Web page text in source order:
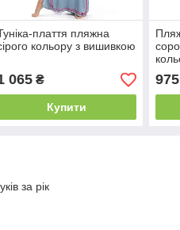
плаття пляжна
кольору з вишивкою
065₴
Купити
975
за рік